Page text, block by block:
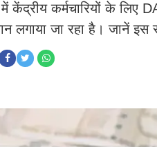
केंद्रीय कर्मचारियों के लिए
जा रहा है। जानें इस